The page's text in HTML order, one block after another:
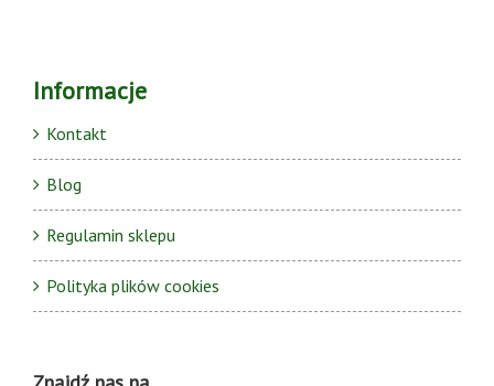
Informacje
Kontakt
Blog
Regulamin sklepu
Polityka plików cookies